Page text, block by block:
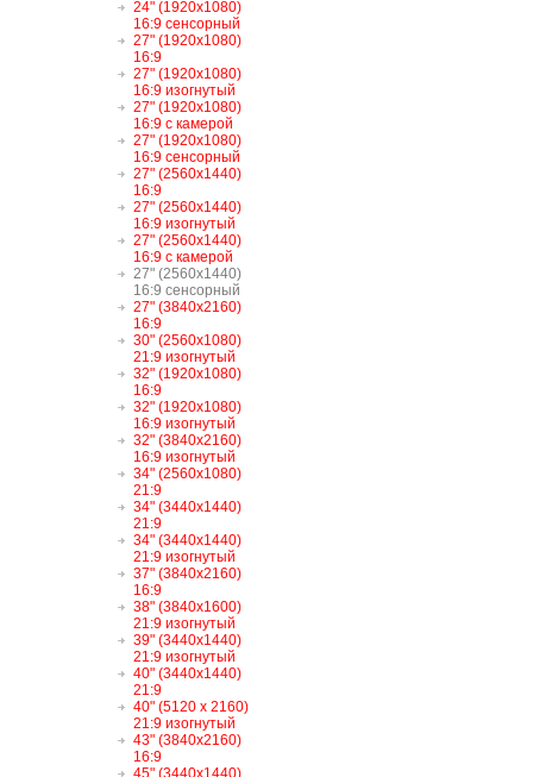
24" (1920x1080)
16:9 сенсорный
27" (1920x1080)
16:9
27" (1920x1080)
16:9 изогнутый
27" (1920x1080)
16:9 с камерой
27" (1920x1080)
16:9 сенсорный
27" (2560x1440)
16:9
27" (2560x1440)
16:9 изогнутый
27" (2560x1440)
16:9 с камерой
27" (2560x1440)
16:9 сенсорный
27" (3840x2160)
16:9
30" (2560x1080)
21:9 изогнутый
32" (1920x1080)
16:9
32" (1920x1080)
16:9 изогнутый
32" (3840x2160)
16:9 изогнутый
34" (2560x1080)
21:9
34" (3440x1440)
21:9
34" (3440x1440)
21:9 изогнутый
37" (3840x2160)
16:9
38" (3840x1600)
21:9 изогнутый
39" (3440x1440)
21:9 изогнутый
40" (3440x1440)
21:9
40" (5120 x 2160)
21:9 изогнутый
43" (3840x2160)
16:9
45" (3440x1440)